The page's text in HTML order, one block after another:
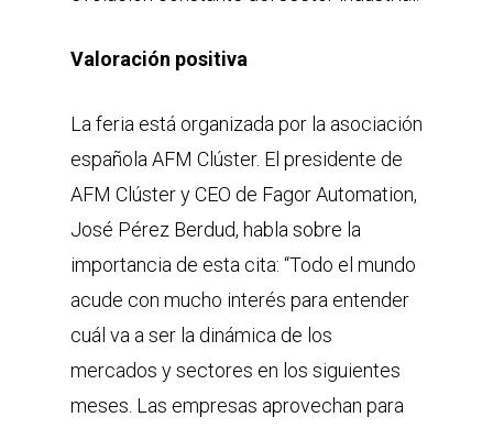
Valoración positiva
La feria está organizada por la asociación
española AFM Clúster. El presidente de
AFM Clúster y CEO de Fagor Automation,
José Pérez Berdud, habla sobre la
importancia de esta cita: “Todo el mundo
acude con mucho interés para entender
cuál va a ser la dinámica de los
mercados y sectores en los siguientes
meses. Las empresas aprovechan para